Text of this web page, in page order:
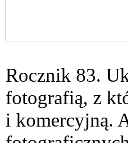
Rocznik 83.
fotografią, z
i komercyjną.